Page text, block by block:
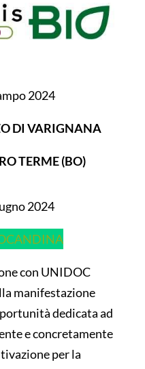
2024
DI VARIGNANA
TERME (BO)
2024
con UNIDOC
manifestazione
dedicata ad
e concretamente
per la